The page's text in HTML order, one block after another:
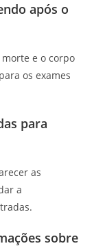
após o
e o corpo
os exames
para
as
a
sobre